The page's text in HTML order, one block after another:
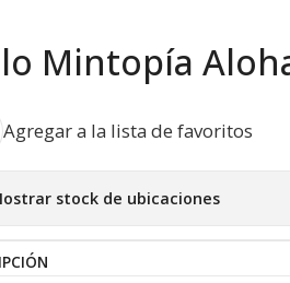
Mintopía
Agregar a la lista de favoritos
stock de ubicaciones